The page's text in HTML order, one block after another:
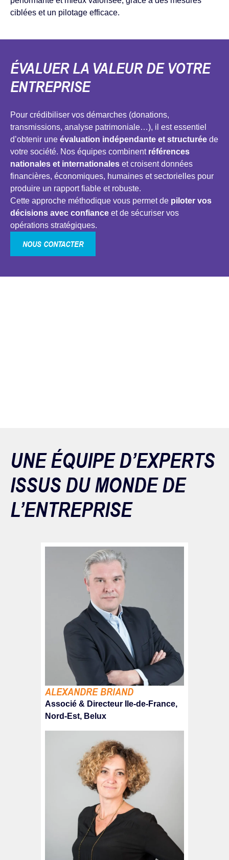
ciblées et un pilotage efficace.
ÉVALUER LA VALEUR DE VOTRE
ENTREPRISE
Pour crédibiliser vos démarches (donations,
transmissions, analyse patrimoniale…), il est essentiel
d’obtenir une évaluation indépendante et structurée de
votre société. Nos équipes combinent références
nationales et internationales et croisent données
financières, économiques, humaines et sectorielles pour
produire un rapport fiable et robuste.
Cette approche méthodique vous permet de piloter vos
décisions avec confiance et de sécuriser vos
opérations stratégiques.
NOUS CONTACTER
UNE ÉQUIPE D’EXPERTS
ISSUS DU MONDE DE
L’ENTREPRISE
ALEXANDRE BRIAND
Associé & Directeur Ile-de-France,
Nord-Est, Belux